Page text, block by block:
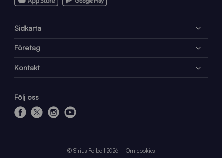
Sidkarta
Företag
Kontakt
Följ oss
f
x
i
y
t
© Sirius Fotboll 2026 Om cookies